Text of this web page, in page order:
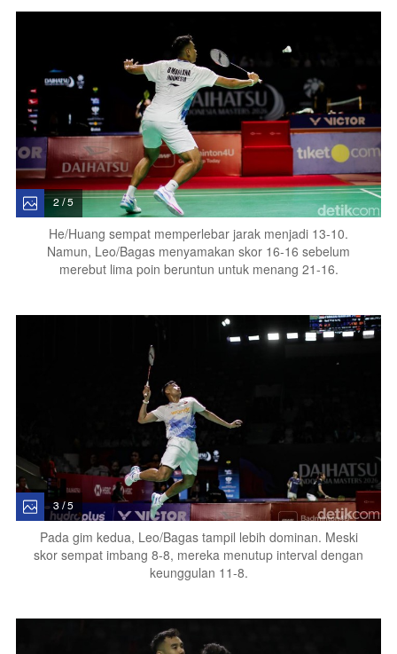
2 / 5
He/Huang sempat memperlebar jarak menjadi 13-10.
Namun, Leo/Bagas menyamakan skor 16-16 sebelum
merebut lima poin beruntun untuk menang 21-16.
3 / 5
Pada gim kedua, Leo/Bagas tampil lebih dominan. Meski
skor sempat imbang 8-8, mereka menutup interval dengan
keunggulan 11-8.